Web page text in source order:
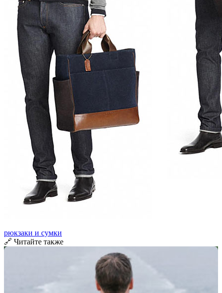
рюкзаки и сумки
🔗 Читайте также